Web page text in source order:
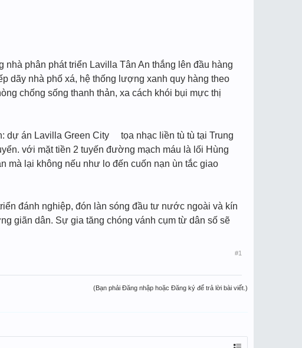
phân phát triển Lavilla Tân An thắng lên đầu hàng
dãy nhà phố xá, hệ thống lượng xanh quy hàng theo
chống sống thanh thản, xa cách khói bụi mực thị
dự án Lavilla Green City tọa nhạc liền tù tù tại Trung
với mặt tiền 2 tuyến đường mạch máu là lối Hùng
mà lại không nếu như lo đến cuốn nạn ùn tắc giao
đánh nghiệp, đón làn sóng đầu tư nước ngoài và kín
giãn dân. Sự gia tăng chóng vánh cụm từ dân số sẽ
#1
(Bạn phải Đăng nhập hoặc Đăng ký để trả lời bài viết.)